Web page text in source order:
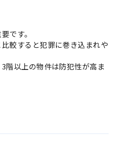
です。
較すると犯罪に巻き込まれや
階以上の物件は防犯性が高ま